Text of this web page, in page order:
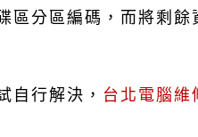
區分區編碼，而將剩
自行解決， 台北電腦維